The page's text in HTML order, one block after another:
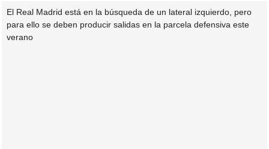
El Real Madrid está en la búsqueda de un lateral izquierdo, pero
para ello se deben producir salidas en la parcela defensiva este
verano